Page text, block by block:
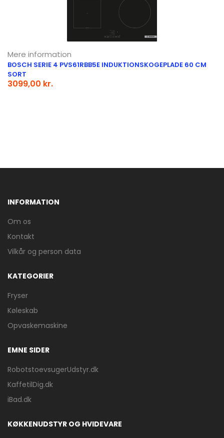
Mere information
BOSCH SERIE 4 PVS61RBB5E INDUKTIONSKOGEPLADE 60 CM
SORT
3099,00 kr.
INFORMATION
Om os
Kontakt
Vilkår og person data
KATEGORIER
Fryser
Køleskab
Opvaskemaskine
EMNE SIDER
RobotstoevsugerUdstyr.dk
KaffetilDig.dk
iBad.dk
KØKKENUDSTYR OG HVIDEVARE